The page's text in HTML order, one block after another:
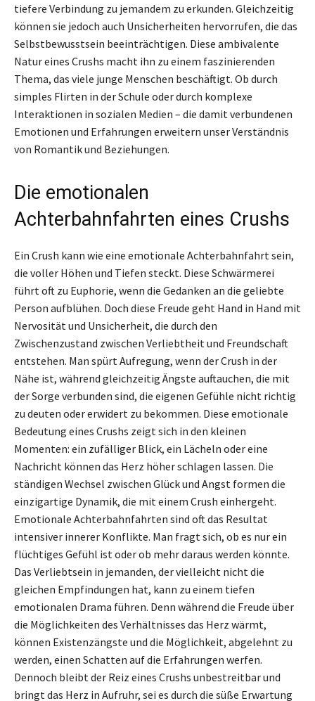
tiefere Verbindung zu jemandem zu erkunden. Gleichzeitig
können sie jedoch auch Unsicherheiten hervorrufen, die das
Selbstbewusstsein beeinträchtigen. Diese ambivalente
Natur eines Crushs macht ihn zu einem faszinierenden
Thema, das viele junge Menschen beschäftigt. Ob durch
simples Flirten in der Schule oder durch komplexe
Interaktionen in sozialen Medien – die damit verbundenen
Emotionen und Erfahrungen erweitern unser Verständnis
von Romantik und Beziehungen.
Die emotionalen
Achterbahnfahrten eines Crushs
Ein Crush kann wie eine emotionale Achterbahnfahrt sein,
die voller Höhen und Tiefen steckt. Diese Schwärmerei
führt oft zu Euphorie, wenn die Gedanken an die geliebte
Person aufblühen. Doch diese Freude geht Hand in Hand mit
Nervosität und Unsicherheit, die durch den
Zwischenzustand zwischen Verliebtheit und Freundschaft
entstehen. Man spürt Aufregung, wenn der Crush in der
Nähe ist, während gleichzeitig Ängste auftauchen, die mit
der Sorge verbunden sind, die eigenen Gefühle nicht richtig
zu deuten oder erwidert zu bekommen. Diese emotionale
Bedeutung eines Crushs zeigt sich in den kleinen
Momenten: ein zufälliger Blick, ein Lächeln oder eine
Nachricht können das Herz höher schlagen lassen. Die
ständigen Wechsel zwischen Glück und Angst formen die
einzigartige Dynamik, die mit einem Crush einhergeht.
Emotionale Achterbahnfahrten sind oft das Resultat
intensiver innerer Konflikte. Man fragt sich, ob es nur ein
flüchtiges Gefühl ist oder ob mehr daraus werden könnte.
Das Verliebtsein in jemanden, der vielleicht nicht die
gleichen Empfindungen hat, kann zu einem tiefen
emotionalen Drama führen. Denn während die Freude über
die Möglichkeiten des Verhältnisses das Herz wärmt,
können Existenzängste und die Möglichkeit, abgelehnt zu
werden, einen Schatten auf die Erfahrungen werfen.
Dennoch bleibt der Reiz eines Crushs unbestreitbar und
bringt das Herz in Aufruhr, sei es durch die süße Erwartung